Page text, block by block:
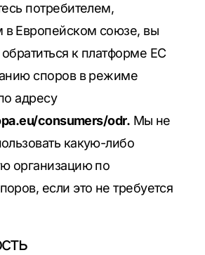
потребителем,
Европейском союзе, вы
к платформе ЕС
споров в режиме
адресу
consumers/odr. Мы не
какую-либо
организацию по
если это не требуется